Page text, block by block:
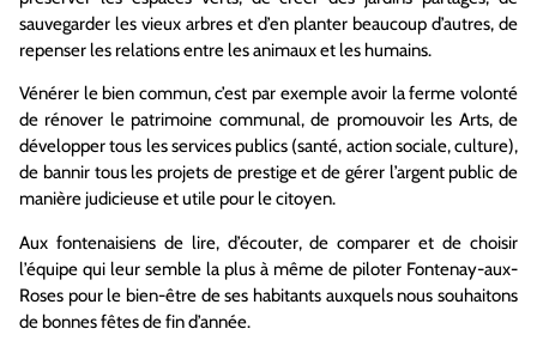
sauvegarder les vieux arbres et d’en planter beaucoup d’autres, de
repenser les relations entre les animaux et les humains.
Vénérer le bien commun, c’est par exemple avoir la ferme volonté
de rénover le patrimoine communal, de promouvoir les Arts, de
développer tous les services publics (santé, action sociale, culture),
de bannir tous les projets de prestige et de gérer l’argent public de
manière judicieuse et utile pour le citoyen.
Aux fontenaisiens de lire, d’écouter, de comparer et de choisir
l’équipe qui leur semble la plus à même de piloter Fontenay-aux-
Roses pour le bien-être de ses habitants auxquels nous souhaitons
de bonnes fêtes de fin d’année.